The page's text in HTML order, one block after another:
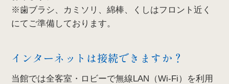
※歯ブラシ、カミソリ、綿棒、くしはフロント近く
にてご準備しております。
インターネットは接続できますか？
当館では全客室・ロビーで無線LAN（Wi-Fi）を利用